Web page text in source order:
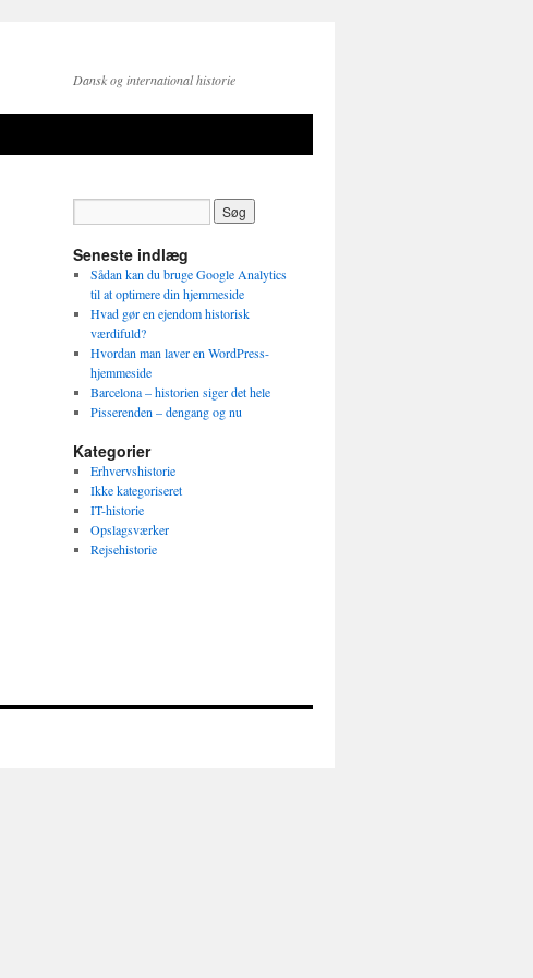
Dansk og international historie
Seneste indlæg
Sådan kan du bruge Google Analytics
til at optimere din hjemmeside
Hvad gør en ejendom historisk
værdifuld?
Hvordan man laver en WordPress-
hjemmeside
Barcelona – historien siger det hele
Pisserenden – dengang og nu
Kategorier
Erhvervshistorie
Ikke kategoriseret
IT-historie
Opslagsværker
Rejsehistorie